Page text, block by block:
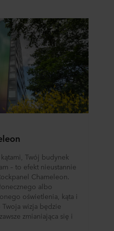
Twój budynek
– to efekt nieustannie
Chameleon.
albo
oświetlenia, kąta i
wizja będzie
zmianiająca się i